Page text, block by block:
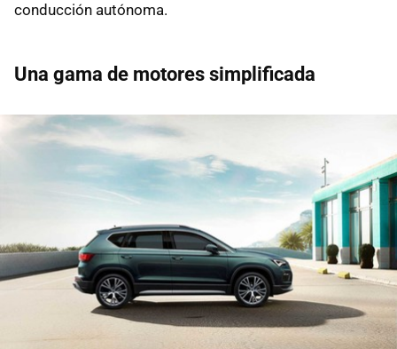
conducción autónoma.
Una gama de motores simplificada